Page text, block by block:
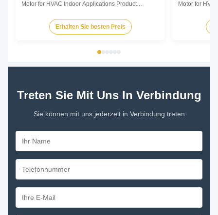
Motor for HVAC Indoor Applications Product
efficiency, fully integrated motor solution designed
for indoor HVAC air-moving equipment. By
Erhalten Sie besten Preis
Motor for
efficiency,
for indoor
Treten Sie Mit Uns In Verbindung
Sie können mit uns jederzeit in Verbindung treten